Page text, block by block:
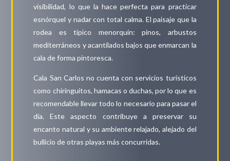
visibilidad, lo que la hace perfecta para practicar
esnórquel y nadar con total calma. El paisaje que la
rodea es típico menorquín: pinos, arbustos
mediterráneos y acantilados bajos que enmarcan la
cala de forma pintoresca.
Cala San Carlos no cuenta con servicios turísticos
como chiringuitos, hamacas o duchas, por lo que es
recomendable llevar todo lo necesario para pasar el
día. Este aspecto contribuye a preservar su
encanto natural y su ambiente relajado, alejado del
bullicio de otras playas más concurridas.